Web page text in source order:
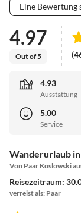
Eine Bewertung
4.97
Out of 5
4.93
Ausstattung
5.00
Service
Wanderurlaub
Von Paar Koslowski
Reisezeitraum:
verreist als: Paar